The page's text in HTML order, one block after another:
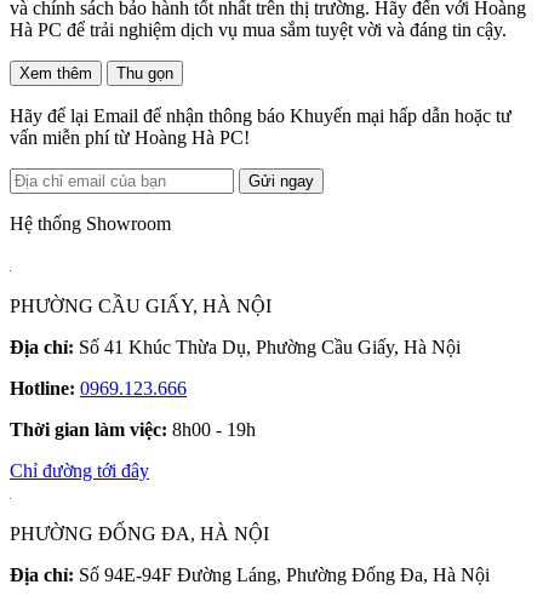
và chính sách bảo hành tốt nhất trên thị trường. Hãy đến với Hoàng
Hà PC để trải nghiệm dịch vụ mua sắm tuyệt vời và đáng tin cậy.
Xem thêm Thu gọn
Hãy để lại Email để nhận thông báo Khuyến mại hấp dẫn hoặc tư
vấn miễn phí từ Hoàng Hà PC!
Gửi ngay
Hệ thống Showroom
PHƯỜNG CẦU GIẤY, HÀ NỘI
Địa chỉ: Số 41 Khúc Thừa Dụ, Phường Cầu Giấy, Hà Nội
Hotline: 0969.123.666
Thời gian làm việc: 8h00 - 19h
Chỉ đường tới đây
PHƯỜNG ĐỐNG ĐA, HÀ NỘI
Địa chỉ: Số 94E-94F Đường Láng, Phường Đống Đa, Hà Nội